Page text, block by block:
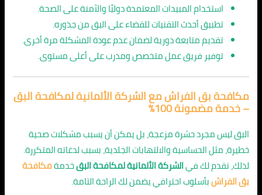
استخدام المبيدات المعتمدة دوليًا والآمنة على الصحة.
تطبيق أحدث التقنيات للقضاء على البق من جذوره.
تقديم متابعة دورية لضمان عدم عودة المشكلة مرة أخرى.
توفير فريق عمل متخصص ومدرب على أعلى مستوى.
مكافحة بق الفراش مع الشركة الألمانية لمكافحة البق
– خدمة مضمونة 100٪
البق ليس مجرد حشرة مزعجة، بل يمكن أن يسبب مشكلات صحية
خطيرة، مثل الحساسية والالتهابات الجلدية، بسبب لدغاته المتكررة.
لذلك، نقدم لك فيالشركة الألمانية لمكافحة البقخدمةمكافحة
بق الفراشبأسلوب احترافي يضمن لك الراحة التامة.